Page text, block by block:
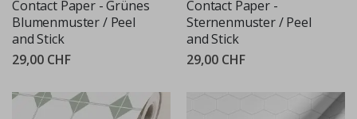
Contact Paper - Grünes
Blumenmuster / Peel
and Stick
29,00 CHF
Contact Paper -
Sternenmuster / Peel
and Stick
29,00 CHF